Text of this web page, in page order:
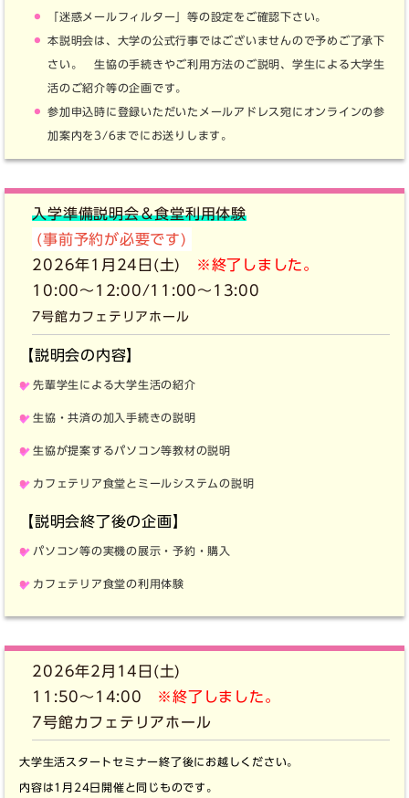
「迷惑メールフィルター」等の設定をご確認下さい。
本説明会は、大学の公式行事ではございませんので予めご了承下
さい。 生協の手続きやご利用方法のご説明、学生による大学生
活のご紹介等の企画です。
参加申込時に登録いただいたメールアドレス宛にオンラインの参
加案内を3/6までにお送りします。
入学準備説明会＆食堂利用体験
(事前予約が必要です)
2026年1月24日(土)
※終了しました。
10:00～12:00/11:00～13:00
7号館カフェテリアホール
【説明会の内容】
先輩学生による大学生活の紹介
生協・共済の加入手続きの説明
生協が提案するパソコン等教材の説明
カフェテリア食堂とミールシステムの説明
【説明会終了後の企画】
パソコン等の実機の展示・予約・購入
カフェテリア食堂の利用体験
2026年2月14日(土)
11:50～14:00
※終了しました。
7号館カフェテリアホール
大学生活スタートセミナー終了後にお越しください。
内容は1月24日開催と同じものです。